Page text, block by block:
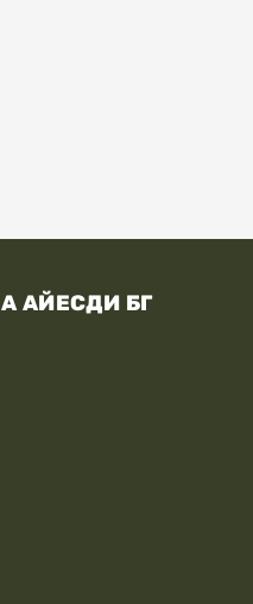
АЙЕСДИ БГ